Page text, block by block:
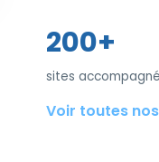
200+
sites
Voir toutes